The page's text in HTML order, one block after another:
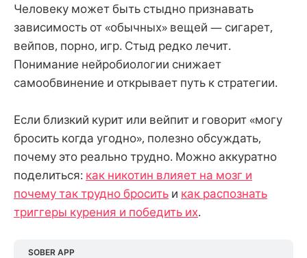
Человеку может быть стыдно признавать
зависимость от «обычных» вещей — сигарет,
вейпов, порно, игр. Стыд редко лечит.
Понимание нейробиологии снижает
самообвинение и открывает путь к стратегии.
Если близкий курит или вейпит и говорит «могу
бросить когда угодно», полезно обсуждать,
почему это реально трудно. Можно аккуратно
поделиться: как никотин влияет на мозг и
почему так трудно бросить и как распознать
триггеры курения и победить их.
SOBER APP